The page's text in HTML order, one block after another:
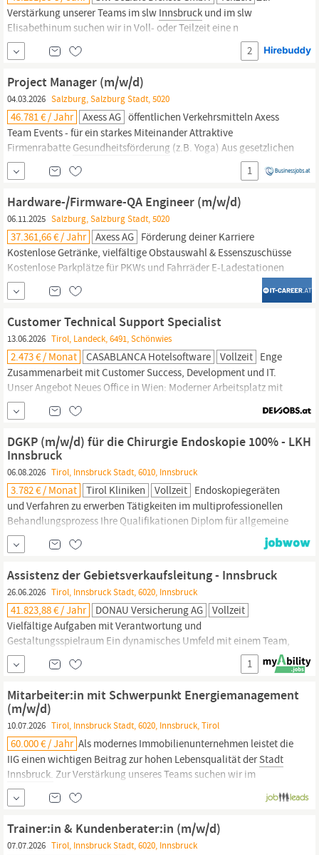
Verstärkung unserer Teams im slw Innsbruck und im slw
Elisabethinum suchen wir in Voll- oder Teilzeit eine n
Diplomierten
Gesundheits-
und Krankenpfleger (m/w/d) Im slw
Innsbruckund im slw Elisabethinum erwartet dich ein
multiprofessionelles Team, in dem Zusammenarbeit,
Wertschätzung und Eigenverantwortung...
2
Project Manager (m/w/d)
04.03.2026 Salzburg, Salzburg Stadt, 5020
46.781 € / Jahr Axess AG öffentlichen Verkehrsmitteln Axess
Team Events - für ein starkes Miteinander Attraktive
Firmenrabatte Gesundheitsförderung (z.B. Yoga) Aus gesetzlichen
Gründen sind wir verpflichtet, darauf hinzuweisen, dass
daskollektivvertragliche Mindestgehaltfür diese Position bei EUR
46.781,00 brutto/Jahr auf Basis einer Vollzeitbeschäftigung liegt.
Wir bieten...
1
Hardware-/Firmware-QA Engineer (m/w/d)
06.11.2025 Salzburg, Salzburg Stadt, 5020
37.361,66 € / Jahr Axess AG Förderung deiner Karriere
Kostenlose Getränke, vielfältige Obstauswahl & Essenszuschüsse
Kostenlose Parkplätze für PKWs und Fahrräder E-Ladestationen
für Elektroautos Gute Erreichbarkeit mit öffentlichen
Verkehrsmitteln Axess Team Events - für ein starkes Miteinander
gesetzlichen
Customer Technical Support Specialist
13.06.2026 Tirol, Landeck, 6491, Schönwies
2.473 € / Monat CASABLANCA Hotelsoftware Vollzeit Enge
Zusammenarbeit mit Customer Success, Development und IT.
Unser Angebot Neues Office in Wien: Moderner Arbeitsplatz mit
guter Öffentlicher-Anbindung und einem wachsenden Team: Du
gestaltest von Anfang an mit.
Stadtbüromit
optimaler Öffi-Anbindung: Arbeiten mit Blick auf die Berge.
Schönwies Headquarter: Unser...
DGKP (m/w/d) für die Chirurgie Endoskopie 100% - LKH
Innsbruck
06.08.2026 Tirol, Innsbruck Stadt, 6010, Innsbruck
3.782 € / Monat Tirol Kliniken Vollzeit Endoskopiegeräten
und Verfahren zu erwerben Tätigkeiten im multiprofessionellen
Behandlungsprozess Ihre Qualifikationen Diplom für allgemeine
Gesundheits-
und Krankenpflege Nachweis über die Registrierung
imGesundheitsberuferegister
soziale Kompetenz und
Assistenz der Gebietsverkaufsleitung - Innsbruck
26.06.2026 Tirol, Innsbruck Stadt, 6020, Innsbruck
41.823,88 € / Jahr DONAU Versicherung AG
Vollzeit
Vielfältige Aufgaben mit Verantwortung und
Gestaltungsspielraum Ein dynamisches Umfeld mit einem Team,
das mit Engagement und Begeisterung gemeinsam Ziele erreicht
Eine langfristige Perspektive mit vielfältigen
Die Unterstützung für mentale und körperlicheGesundheitdurch
Mavie und weitere
1
Mitarbeiter:in mit Schwerpunkt Energiemanagement
(m/w/d)
10.07.2026 Tirol, Innsbruck Stadt, 6020, Innsbruck, Tirol
60.000 € / Jahr Als modernes Immobilienunternehmen leistet die
IIG einen wichtigen Beitrag zur hohen Lebensqualität derStadt
Innsbruck. Zur Verstärkung unseres Teams suchen wir im
Fachbereich Nachhaltige Gebäudeentwicklung eine:n
engagierte:n und verantwortungsbewusste:n Mitarbeiter:in.
Mitarbeiter:in mit Schwerpunkt Energiemanagement (m/w/d)
Trainer:in & Kundenberater:in (m/w/d)
07.07.2026 Tirol, Innsbruck Stadt, 6020, Innsbruck